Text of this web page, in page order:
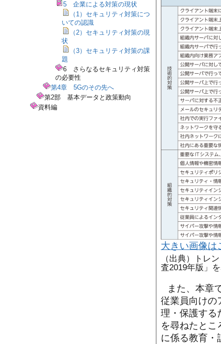
大きい画像
（出典）トレ
査2019年版」
また、本章
従業員向けの
理・保護する
を尋ねたとこ
に係る教育・
5 企業による対策の現状
（1）セキュリティ対策につ
いての認識
（2）セキュリティ対策の現
状
（3）セキュリティ対策の課
題
6 さらなるセキュリティ対策
の必要性
第4章 5Gのその先へ
第2部 基本データと政策動向
資料編